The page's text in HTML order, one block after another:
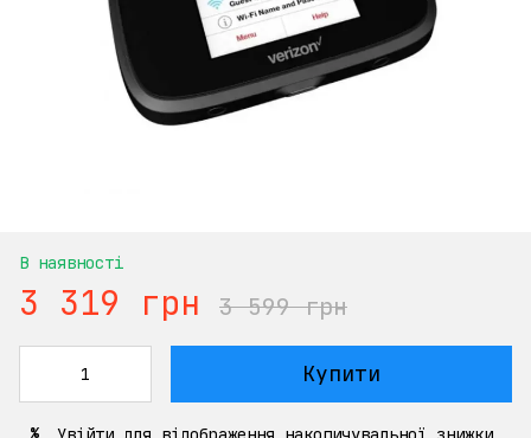
В наявності
3 319 грн 3 599 грн
Купити
%